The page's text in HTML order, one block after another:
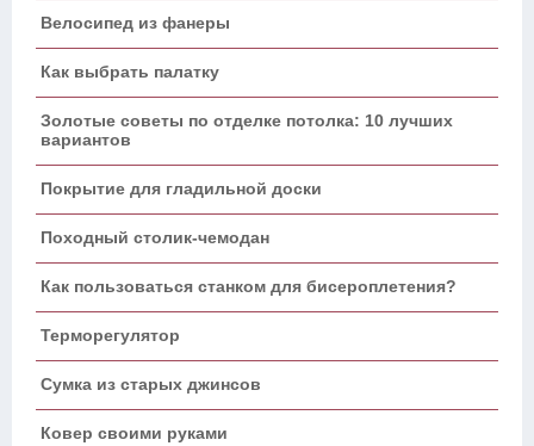
Велосипед из фанеры
Как выбрать палатку
Золотые советы по отделке потолка: 10 лучших
вариантов
Покрытие для гладильной доски
Походный столик-чемодан
Как пользоваться станком для бисероплетения?
Терморегулятор
Сумка из старых джинсов
Ковер своими руками